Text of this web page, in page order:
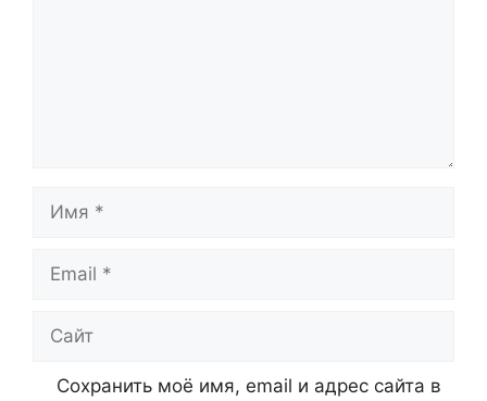
Имя
Email
Сайт
Сохранить моё имя, email и адрес сайта в